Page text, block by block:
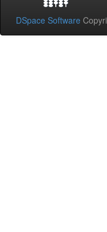
DSpace Software